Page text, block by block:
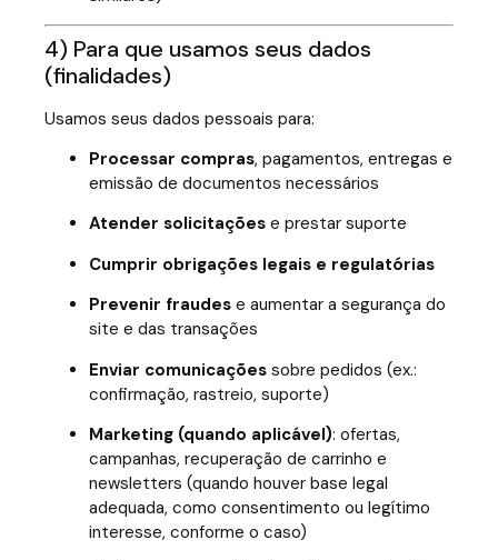
4) Para que usamos seus dados
(finalidades)
Usamos seus dados pessoais para:
Processar compras, pagamentos, entregas e
emissão de documentos necessários
Atender solicitações e prestar suporte
Cumprir obrigações legais e regulatórias
Prevenir fraudes e aumentar a segurança do
site e das transações
Enviar comunicações sobre pedidos (ex.:
confirmação, rastreio, suporte)
Marketing (quando aplicável): ofertas,
campanhas, recuperação de carrinho e
newsletters (quando houver base legal
adequada, como consentimento ou legítimo
interesse, conforme o caso)